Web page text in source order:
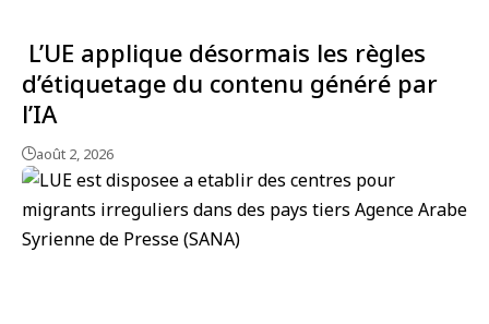
L’UE applique désormais les règles
d’étiquetage du contenu généré par
l’IA
août 2, 2026